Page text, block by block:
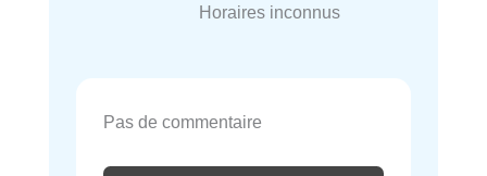
Horaires inconnus
Pas de commentaire